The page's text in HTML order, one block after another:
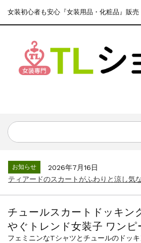
女装初心者も安心『女装用品・化粧品』販売
お知らせ
2026年7月16日
ティアードのスカートがふわりと涼し気
チュールスカートドッキン
やぐトレンド女装子 ワンピ
フェミニンなTシャツとチュールのドッ